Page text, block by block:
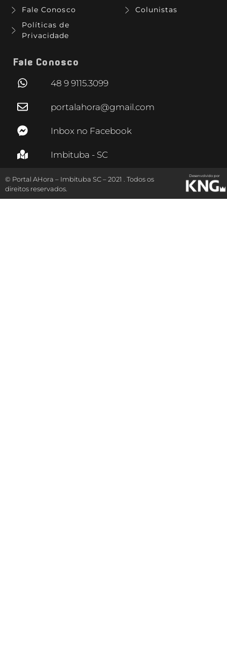
Fale Conosco
Políticas de
Privacidade
Colunistas
Fale Conosco
48 9 9115.3099
portalahora@gmail.com
Inbox no Facebook
Imbituba - SC
© Portal AHora – Imbituba SC – 2021 . Todos os
direitos reservados.
Desenvolvido por